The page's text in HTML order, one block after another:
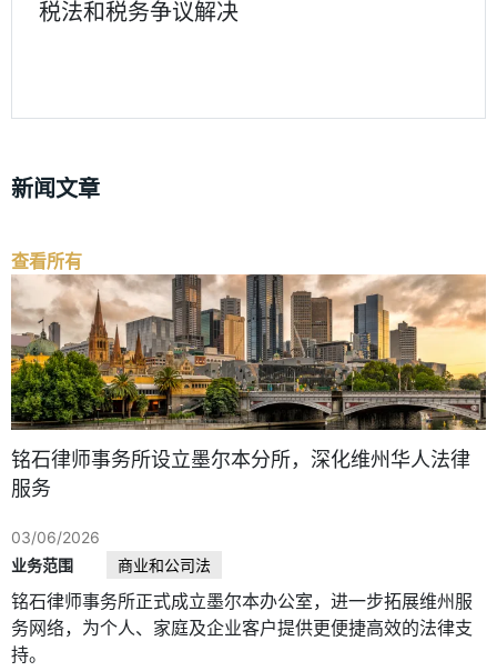
税法和税务争议解决
新闻文章
查看所有
铭石律师事务所设立墨尔本分所，深化维州华人法律
服务
03/06/2026
业务范围
商业和公司法
铭石律师事务所正式成立墨尔本办公室，进一步拓展维州服
务网络，为个人、家庭及企业客户提供更便捷高效的法律支
持。